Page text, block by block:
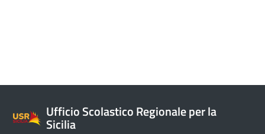
Ufficio Scolastico Regionale per la
Sicilia